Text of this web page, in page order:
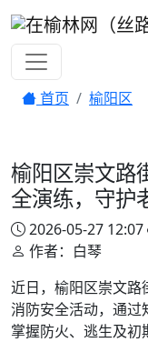
首页 榆阳区
榆阳区崇文路
全演练，守护
2026-05-27 12:07
作者：白琴
近日，榆阳区崇文路
消防安全活动，通过
掌握防火、逃生及初